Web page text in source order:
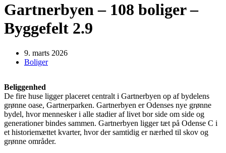
Gartnerbyen – 108 boliger –
Byggefelt 2.9
9. marts 2026
Boliger
Beliggenhed
De fire huse ligger placeret centralt i Gartnerbyen op af bydelens
grønne oase, Gartnerparken. Gartnerbyen er Odenses nye grønne
bydel, hvor mennesker i alle stadier af livet bor side om side og
generationer bindes sammen. Gartnerbyen ligger tæt på Odense C i
et historiemættet kvarter, hvor der samtidig er nærhed til skov og
grønne områder.